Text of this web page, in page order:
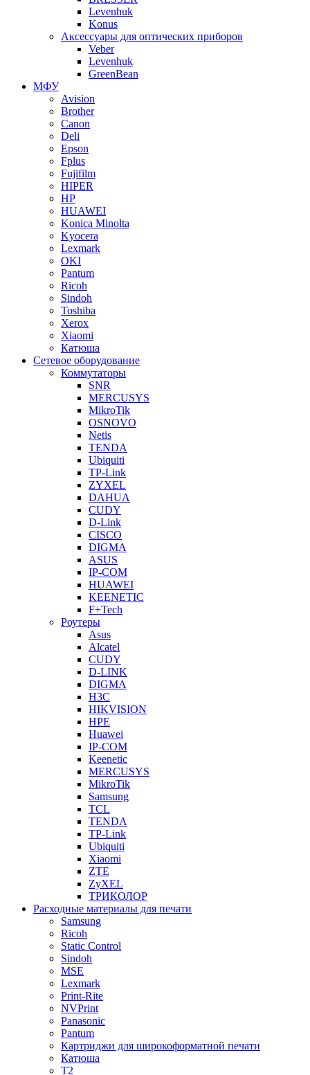
Levenhuk
Konus
Аксессуары для оптических приборов
Veber
Levenhuk
GreenBean
МФУ
Avision
Brother
Canon
Deli
Epson
Fplus
Fujifilm
HIPER
HP
HUAWEI
Konica Minolta
Kyocera
Lexmark
OKI
Pantum
Ricoh
Sindoh
Toshiba
Xerox
Xiaomi
Катюша
Сетевое оборудование
Коммутаторы
SNR
MERCUSYS
MikroTik
OSNOVO
Netis
TENDA
Ubiquiti
TP-Link
ZYXEL
DAHUA
CUDY
D-Link
CISCO
DIGMA
ASUS
IP-COM
HUAWEI
KEENETIC
F+Tech
Роутеры
Asus
Alcatel
CUDY
D-LINK
DIGMA
H3C
HIKVISION
HPE
Huawei
IP-COM
Keenetic
MERCUSYS
MikroTik
Samsung
TCL
TENDA
TP-Link
Ubiquiti
Xiaomi
ZTE
ZyXEL
ТРИКОЛОР
Расходные материалы для печати
Samsung
Ricoh
Static Control
Sindoh
MSE
Lexmark
Print-Rite
NVPrint
Panasonic
Pantum
Картриджи для широкоформатной печати
Катюша
T2